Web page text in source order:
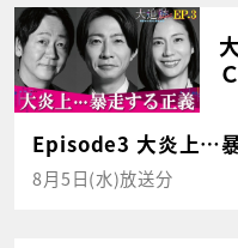
Episode3 大炎上…
8月5日(水)放送分